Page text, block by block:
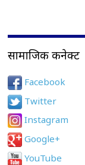
सामाजिक कनेक्ट
Facebook
Twitter
Instagram
Google+
YouTube